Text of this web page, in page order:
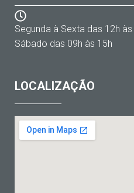
Segunda à Sexta das 12h às
Sábado das 09h às 15h
LOCALIZAÇÃO